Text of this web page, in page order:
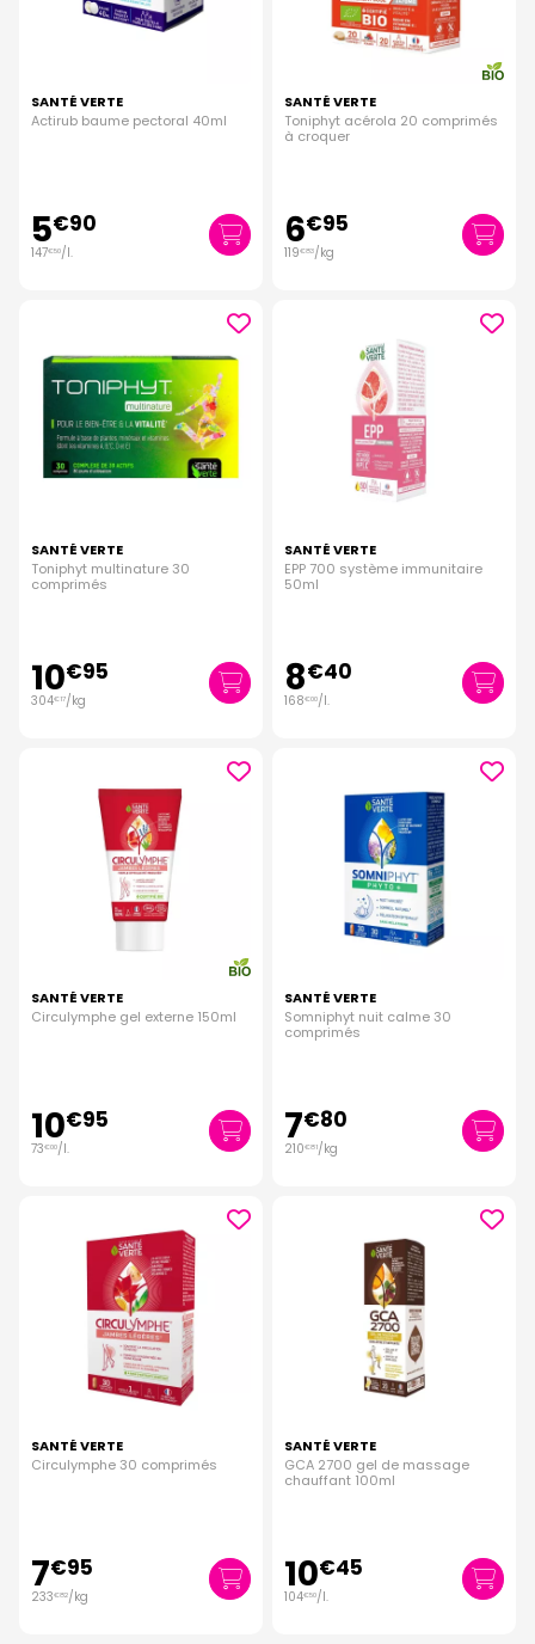
SANTÉ VERTE
Actirub baume pectoral 40ml
5€90
147€50/l.
SANTÉ VERTE
Toniphyt acérola 20 comprimés
à croquer
6€95
119€83/kg
SANTÉ VERTE
Toniphyt multinature 30
comprimés
10€95
304€ 17/kg
SANTÉ VERTE
EPP 700 système immunitaire
50ml
8€40
168€00/l.
SANTÉ VERTE
Circulymphe gel externe 150ml
10€95
73€00/l.
SANTÉ VERTE
Somniphyt nuit calme 30
comprimés
7€80
210€81/kg
SANTÉ VERTE
Circulymphe 30 comprimés
7€95
233€82/kg
SANTÉ VERTE
GCA 2700 gel de massage
chauffant 100ml
10€45
104€50/l.